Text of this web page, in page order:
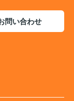
問い合わせ